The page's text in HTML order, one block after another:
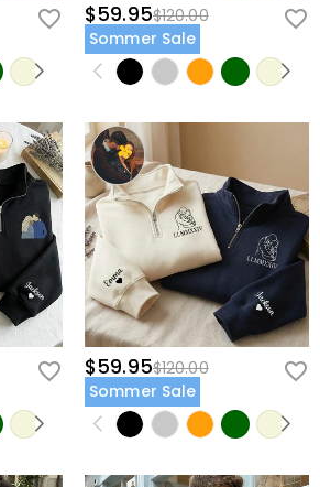
$59.95$120.00
Sommer Sale
$59.95$120.00
Sommer Sale